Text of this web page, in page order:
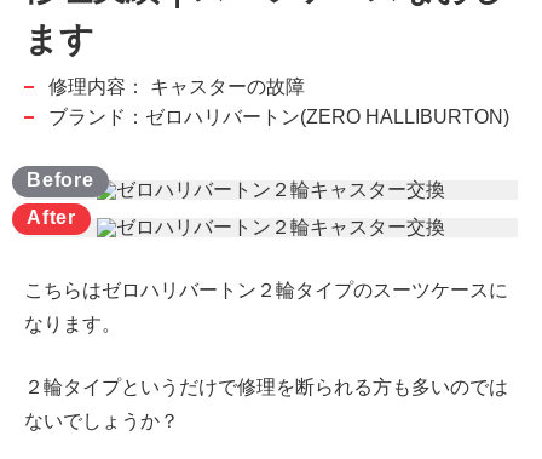
ます
修理内容：
キャスターの故障
ブランド：ゼロハリバートン(ZERO HALLIBURTON)
こちらはゼロハリバートン２輪タイプのスーツケースに
なります。
２輪タイプというだけで修理を断られる方も多いのでは
ないでしょうか？